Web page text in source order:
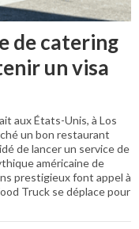
de catering
un visa
aux États-Unis, à Los
un bon restaurant
de lancer un service de
américaine de
prestigieux font appel à
Truck se déplace pour